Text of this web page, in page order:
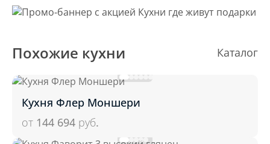
Похожие кухни Каталог
Кухня Флер Моншери
от 144 694 руб.